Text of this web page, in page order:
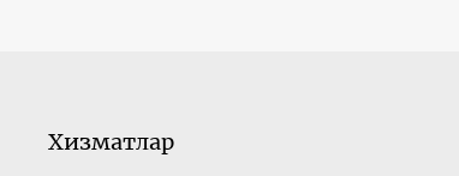
Хизматлар